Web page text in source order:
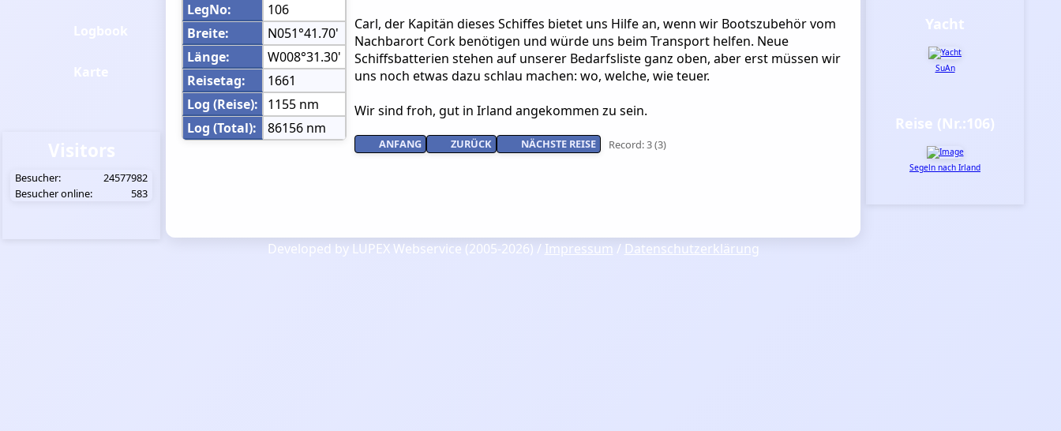
LegNo:
106
Breite:
N051°41.70'
Länge:
W008°31.30'
Reisetag:
1661
Log (Reise):
1155 nm
Log (Total):
86156 nm
Carl, der Kapitän dieses Schiffes bietet uns Hilfe an, wenn wir Bootszubehör vom
Nachbarort Cork benötigen und würde uns beim Transport helfen. Neue
Schiffsbatterien stehen auf unserer Bedarfsliste ganz oben, aber erst müssen wir
uns noch etwas dazu schlau machen: wo, welche, wie teuer.
Wir sind froh, gut in Irland angekommen zu sein.
ANFANG ZURÜCK NÄCHSTE REISE Record: 3 (3)
Visitors
Besucher:
24577982
Besucher online:
583
Yacht
SuAn
Reise (Nr.:106)
Segeln nach Irland
Developed by LUPEX Webservice (2005-2026) / Impressum / Datenschutzerklärung